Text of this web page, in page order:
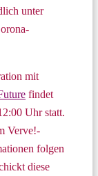
unter
mit
findet
Uhr statt.
Verve!-
folgen
diese